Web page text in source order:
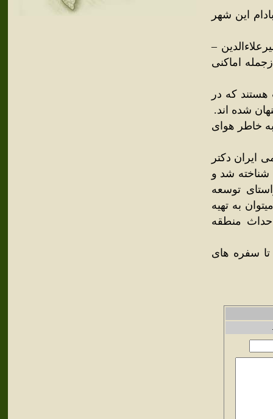
این شهر
–
اماکنی
که در
شده اند.
می آیدو به خاطر هوای
دکتر
شناخته شد و
توسعه
به تهیه
منطقه
سفره های